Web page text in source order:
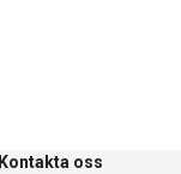
Kontakta oss